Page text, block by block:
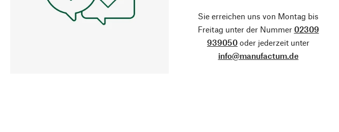
Sie erreichen uns von Montag bis
Freitag unter der Nummer 02309
939050 oder jederzeit unter
info@manufactum.de